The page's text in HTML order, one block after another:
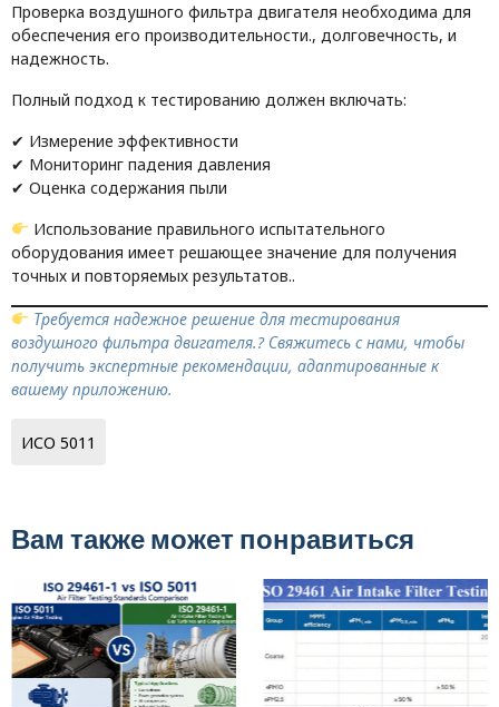
Проверка воздушного фильтра двигателя необходима для
обеспечения его производительности., долговечность, и
надежность.
Полный подход к тестированию должен включать:
✔ Измерение эффективности
✔ Мониторинг падения давления
✔ Оценка содержания пыли
Использование правильного испытательного
оборудования имеет решающее значение для получения
точных и повторяемых результатов..
Требуется надежное решение для тестирования
воздушного фильтра двигателя.? Свяжитесь с нами, чтобы
получить экспертные рекомендации, адаптированные к
вашему приложению.
ИСО 5011
Вам также может понравиться